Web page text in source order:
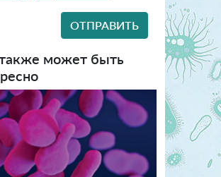
может быть